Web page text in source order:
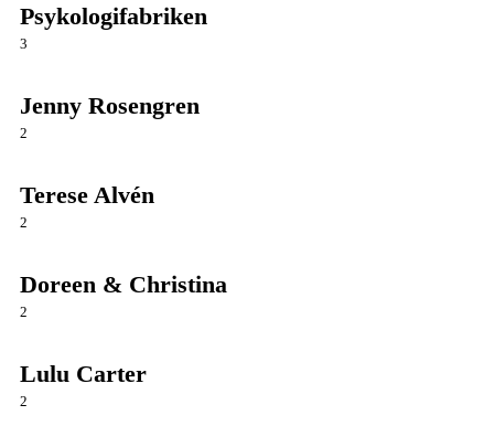
Psykologifabriken
3
Jenny Rosengren
2
Terese Alvén
2
Doreen & Christina
2
Lulu Carter
2